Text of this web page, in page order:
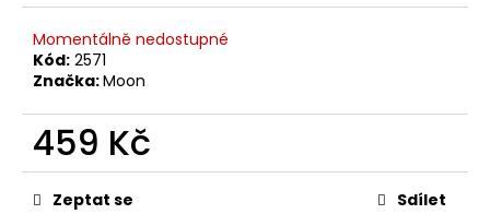
Momentálně nedostupné
Kód: 2571
Značka:Moon
459 Kč
Měrná
cena:Zeptat se Sdílet